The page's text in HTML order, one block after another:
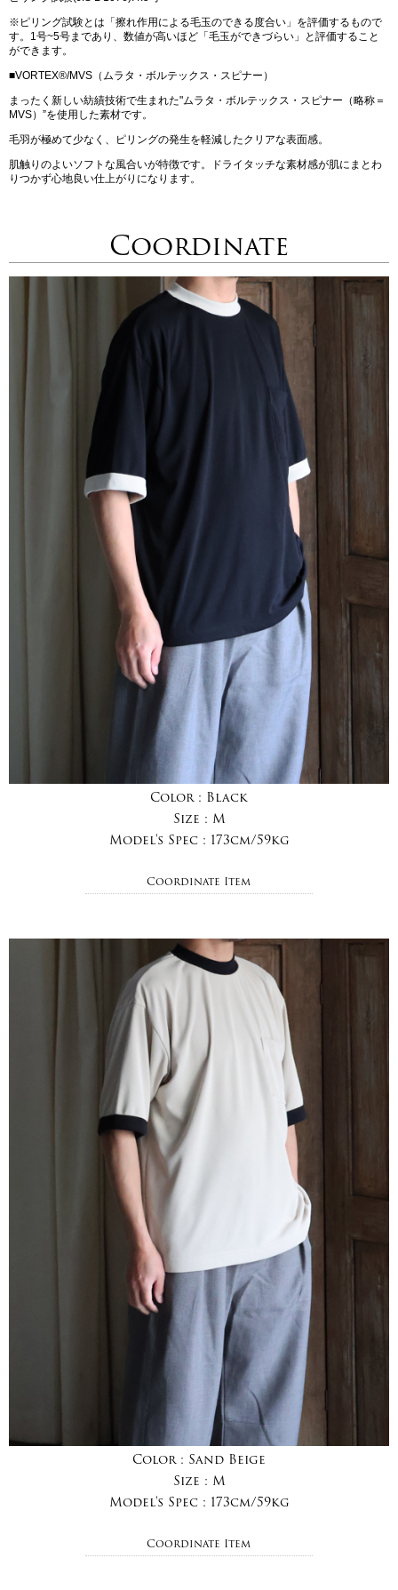
※ピリング試験とは「擦れ作用による毛玉のできる度合い」を評価するもので
す。1号~5号まであり、数値が高いほど「毛玉ができづらい」と評価すること
ができます。
■VORTEX®/MVS（ムラタ・ボルテックス・スピナー）
まったく新しい紡績技術で生まれた"ムラタ・ボルテックス・スピナー（略称＝
MVS）”を使用した素材です。
毛羽が極めて少なく、ピリングの発生を軽減したクリアな表面感。
肌触りのよいソフトな風合いが特徴です。ドライタッチな素材感が肌にまとわ
りつかず心地良い仕上がりになります。
Coordinate
Color : Black
Size : M
Model's Spec : 173cm/59kg
Coordinate Item
Color : Sand Beige
Size : M
Model's Spec : 173cm/59kg
Coordinate Item